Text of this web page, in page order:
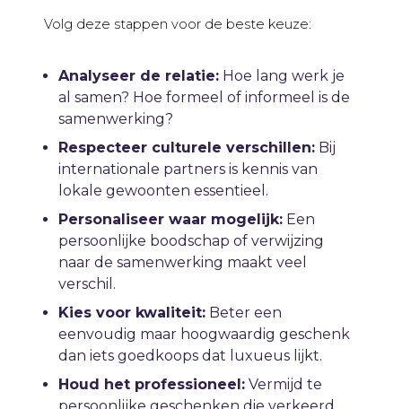
Volg deze stappen voor de beste keuze:
Analyseer de relatie: Hoe lang werk je
al samen? Hoe formeel of informeel is de
samenwerking?
Respecteer culturele verschillen: Bij
internationale partners is kennis van
lokale gewoonten essentieel.
Personaliseer waar mogelijk: Een
persoonlijke boodschap of verwijzing
naar de samenwerking maakt veel
verschil.
Kies voor kwaliteit: Beter een
eenvoudig maar hoogwaardig geschenk
dan iets goedkoops dat luxueus lijkt.
Houd het professioneel: Vermijd te